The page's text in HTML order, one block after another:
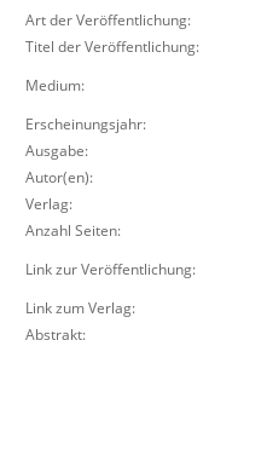
Über uns
Suche
Art der Veröffentlichung:
Titel der Veröffentlichung:
Medium:
Erscheinungsjahr:
Ausgabe:
Autor(en):
Verlag:
Anzahl Seiten:
Link zur Veröffentlichung:
Link zum Verlag:
Abstrakt: